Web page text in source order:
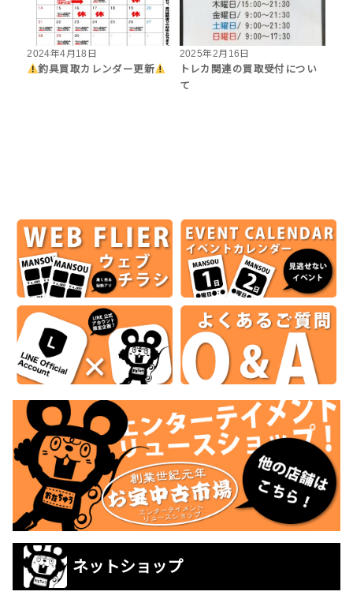
2024年4月18日
釣具買取カレンダー更新
2025年2月16日
トレカ関連の買取受付につい
て
ネットショップ